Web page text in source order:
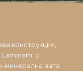
конструкция,
с
минерална вата